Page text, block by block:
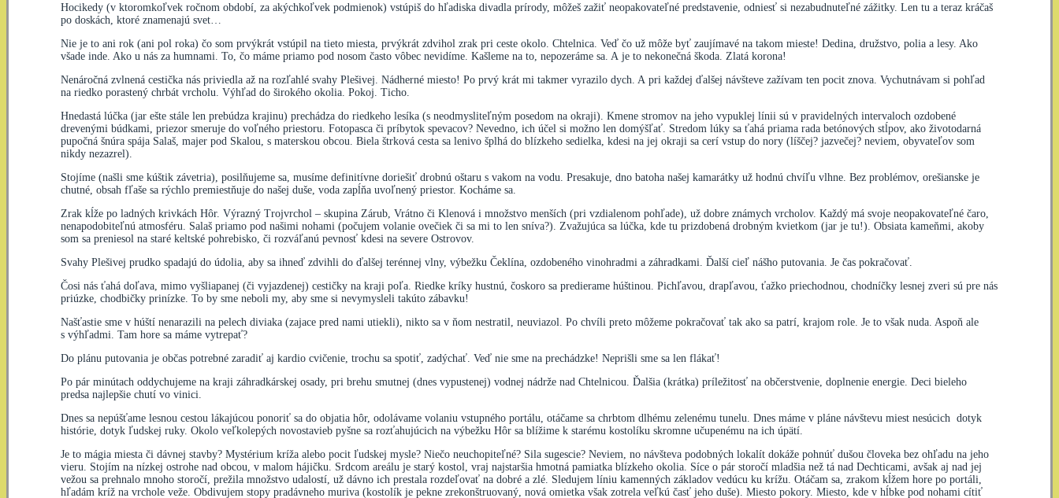
Hocikedy (v ktoromkoľvek ročnom období, za akýchkoľvek podmienok) vstúpiš do hľadiska divadla prírody, môžeš zažiť neopakovateľné predstavenie, odniesť si nezabudnuteľné zážitky. Len tu a teraz kráčaš
po doskách, ktoré znamenajú svet…
Nie je to ani rok (ani pol roka) čo som prvýkrát vstúpil na tieto miesta, prvýkrát zdvihol zrak pri ceste okolo. Chtelnica. Veď čo už môže byť zaujímavé na takom mieste! Dedina, družstvo, polia a lesy. Ako
všade inde. Ako u nás za humnami. To, čo máme priamo pod nosom často vôbec nevidíme. Kašleme na to, nepozeráme sa. A je to nekonečná škoda. Zlatá korona!
Nenáročná zvlnená cestička nás priviedla až na rozľahlé svahy Plešivej. Nádherné miesto! Po prvý krát mi takmer vyrazilo dych. A pri každej ďalšej návšteve zažívam ten pocit znova. Vychutnávam si pohľad
na riedko porastený chrbát vrcholu. Výhľad do širokého okolia. Pokoj. Ticho.
Hnedastá lúčka (jar ešte stále len prebúdza krajinu) prechádza do riedkeho lesíka (s neodmysliteľným posedom na okraji). Kmene stromov na jeho vypuklej línii sú v pravidelných intervaloch ozdobené
drevenými búdkami, priezor smeruje do voľného priestoru. Fotopasca či príbytok spevacov? Nevedno, ich účel si možno len domýšľať. Stredom lúky sa ťahá priama rada betónových stĺpov, ako životodarná
pupočná šnúra spája Salaš, majer pod Skalou, s materskou obcou. Biela štrková cesta sa lenivo šplhá do blízkeho sedielka, kdesi na jej okraji sa cerí vstup do nory (líščej? jazvečej? neviem, obyvateľov som
nikdy nezazrel).
Stojíme (našli sme kúštik závetria), posilňujeme sa, musíme definitívne doriešiť drobnú oštaru s vakom na vodu. Presakuje, dno batoha našej kamarátky už hodnú chvíľu vlhne. Bez problémov, orešianske je
chutné, obsah fľaše sa rýchlo premiestňuje do našej duše, voda zapĺňa uvoľnený priestor. Kocháme sa.
Zrak kĺže po ladných krivkách Hôr. Výrazný Trojvrchol – skupina Zárub, Vrátno či Klenová i množstvo menších (pri vzdialenom pohľade), už dobre známych vrcholov. Každý má svoje neopakovateľné čaro,
nenapodobiteľnú atmosféru. Salaš priamo pod našimi nohami (počujem volanie ovečiek či sa mi to len sníva?). Zvažujúca sa lúčka, kde tu prizdobená drobným kvietkom (jar je tu!). Obsiata kameňmi, akoby
som sa preniesol na staré keltské pohrebisko, či rozváľanú pevnosť kdesi na severe Ostrovov.
Svahy Plešivej prudko spadajú do údolia, aby sa ihneď zdvihli do ďalšej terénnej vlny, výbežku Čeklína, ozdobeného vinohradmi a záhradkami. Ďalší cieľ nášho putovania. Je čas pokračovať.
Čosi nás ťahá doľava, mimo vyšliapanej (či vyjazdenej) cestičky na kraji poľa. Riedke kríky hustnú, čoskoro sa predierame húštinou. Pichľavou, drapľavou, ťažko priechodnou, chodníčky lesnej zveri sú pre nás
priúzke, chodbičky prinízke. To by sme neboli my, aby sme si nevymysleli takúto zábavku!
Našťastie sme v húští nenarazili na pelech diviaka (zajace pred nami utiekli), nikto sa v ňom nestratil, neuviazol. Po chvíli preto môžeme pokračovať tak ako sa patrí, krajom role. Je to však nuda. Aspoň ale
s výhľadmi. Tam hore sa máme vytrepať?
Do plánu putovania je občas potrebné zaradiť aj kardio cvičenie, trochu sa spotiť, zadýchať. Veď nie sme na prechádzke! Neprišli sme sa len flákať!
Po pár minútach oddychujeme na kraji záhradkárskej osady, pri brehu smutnej (dnes vypustenej) vodnej nádrže nad Chtelnicou. Ďalšia (krátka) príležitosť na občerstvenie, doplnenie energie. Deci bieleho
predsa najlepšie chutí vo vinici.
Dnes sa nepúšťame lesnou cestou lákajúcou ponoriť sa do objatia hôr, odolávame volaniu vstupného portálu, otáčame sa chrbtom dlhému zelenému tunelu. Dnes máme v pláne návštevu miest nesúcich dotyk
histórie, dotyk ľudskej ruky. Okolo veľkolepých novostavieb pyšne sa rozťahujúcich na výbežku Hôr sa blížime k starému kostolíku skromne učupenému na ich úpätí.
Je to mágia miesta či dávnej stavby? Mystérium kríža alebo pocit ľudskej mysle? Niečo neuchopiteľné? Sila sugescie? Neviem, no návšteva podobných lokalít dokáže pohnúť dušou človeka bez ohľadu na jeho
vieru. Stojím na nízkej ostrohe nad obcou, v malom hájičku. Srdcom areálu je starý kostol, vraj najstaršia hmotná pamiatka blízkeho okolia. Síce o pár storočí mladšia než tá nad Dechticami, avšak aj nad jej
vežou sa prehnalo mnoho storočí, prežila množstvo udalostí, už dávno ich prestala rozdeľovať na dobré a zlé. Sledujem líniu kamenných základov vedúcu ku krížu. Otáčam sa, zrakom kĺžem hore po portáli,
hľadám kríž na vrchole veže. Obdivujem stopy pradávneho muriva (kostolík je pekne zrekonštruovaný, nová omietka však zotrela veľkú časť jeho duše). Miesto pokory. Miesto, kde v hĺbke pod nohami cítiť